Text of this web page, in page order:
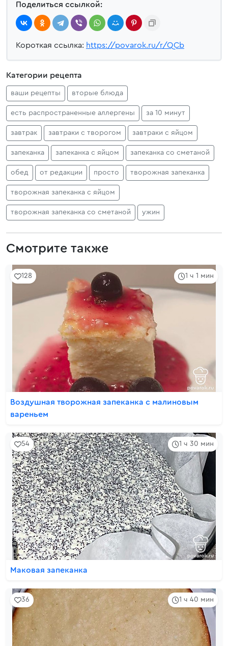
Поделиться ссылкой:
Короткая ссылка: https://povarok.ru/r/QCb
Категории рецепта
ваши рецепты вторые блюда
есть распространенные аллергены за 10 минут
завтрак завтраки с творогом завтраки с яйцом
запеканка запеканка с яйцом запеканка со сметаной
обед от редакции просто творожная запеканка
творожная запеканка с яйцом
творожная запеканка со сметаной ужин
Смотрите также
1 ч 1 мин
128
Воздушная творожная запеканка с малиновым
вареньем
1 ч 30 мин
54
Маковая запеканка
1 ч 40 мин
36